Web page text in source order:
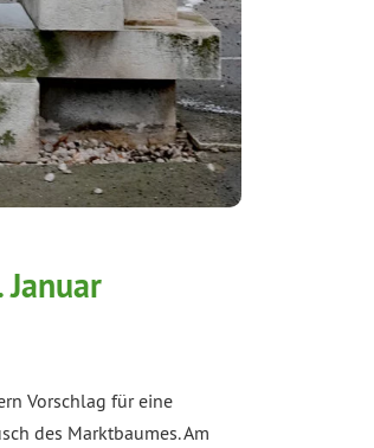
Vorschlag für eine
des Marktbaumes. Am